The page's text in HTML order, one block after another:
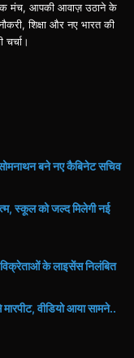
मंच, आपकी आवाज़ उठाने के
शिक्षा और नए भारत की
बने नए कैबिनेट सचिव
स्कूल को जल्द मिलेगी नई
विक्रेताओं के लाइसेंस निलंबित
वीडियो आया सामने..